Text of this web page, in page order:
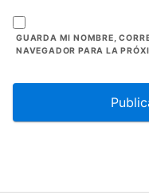
GUARDA MI NOMBRE,
NAVEGADOR PARA LA